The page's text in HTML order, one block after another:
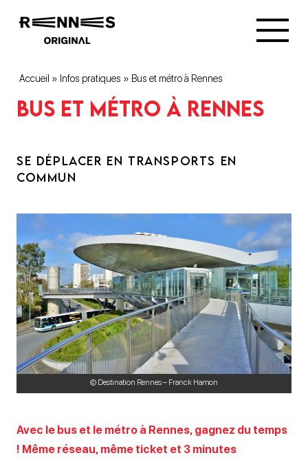
Accueil » Infos pratiques » Bus et métro à Rennes
Bus et métro à Rennes
SE DÉPLACER EN TRANSPORTS EN
COMMUN
© Destination Rennes – Franck Hamon
Avec le bus et le métro à Rennes, gagnez du temps
! Même réseau, même ticket et 3 minutes